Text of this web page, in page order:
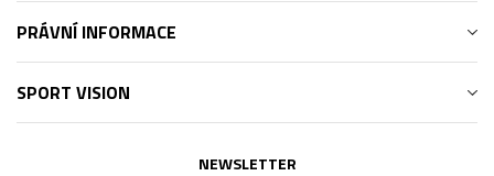
PRÁVNÍ INFORMACE
SPORT VISION
NEWSLETTER